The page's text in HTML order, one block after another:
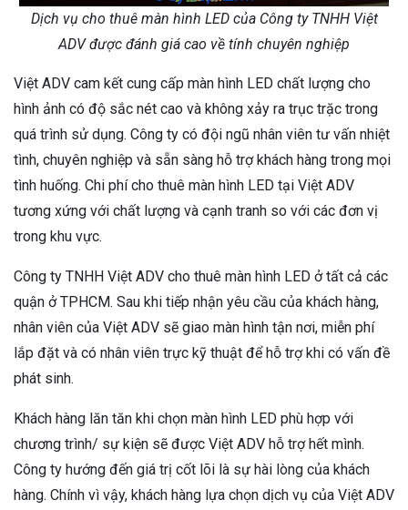
Dịch vụ cho thuê màn hình LED của Công ty TNHH Việt
ADV được đánh giá cao về tính chuyên nghiệp
Việt ADV cam kết cung cấp màn hình LED chất lượng cho
hình ảnh có độ sắc nét cao và không xảy ra trục trặc trong
quá trình sử dụng. Công ty có đội ngũ nhân viên tư vấn nhiệt
tình, chuyên nghiệp và sẵn sàng hỗ trợ khách hàng trong mọi
tình huống. Chi phí cho thuê màn hình LED tại Việt ADV
tương xứng với chất lượng và cạnh tranh so với các đơn vị
trong khu vực.
Công ty TNHH Việt ADV cho thuê màn hình LED ở tất cả các
quận ở TPHCM. Sau khi tiếp nhận yêu cầu của khách hàng,
nhân viên của Việt ADV sẽ giao màn hình tận nơi, miễn phí
lắp đặt và có nhân viên trực kỹ thuật để hỗ trợ khi có vấn đề
phát sinh.
Khách hàng lăn tăn khi chọn màn hình LED phù hợp với
chương trình/ sự kiện sẽ được Việt ADV hỗ trợ hết mình.
Công ty hướng đến giá trị cốt lõi là sự hài lòng của khách
hàng. Chính vì vậy, khách hàng lựa chọn dịch vụ của Việt ADV